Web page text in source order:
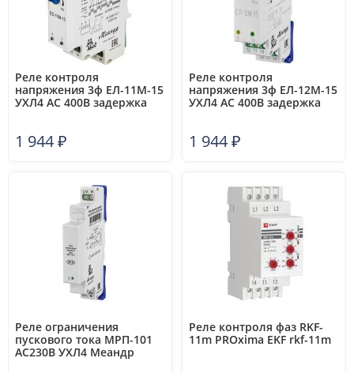
Реле контроля
напряжения 3ф ЕЛ-11М-15
УХЛ4 AC 400В задержка
8А 2п Меандр A8302-
1 944₽
Реле контроля
напряжения 3ф ЕЛ-12М-15
УХЛ4 AC 400В задержка
8А 2п Меандр A8302-
1 944₽
Реле ограничения
пускового тока МРП-101
AC230В УХЛ4 Меандр
Реле контроля фаз RKF-
11m PROxima EKF rkf-11m